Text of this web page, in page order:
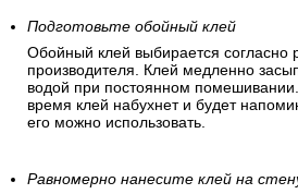
Подготовьте обойный клей
Обойный клей выбирается согласно
производителя. Клей медленно
водой при постоянном
время клей набухнет и будет
его можно использовать.
Равномерно нанесите клей на